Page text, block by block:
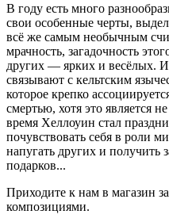
В году есть много
свои особенные черты,
всё же самым необычным
мрачность, загадочность
других — ярких и весёлых.
связывают с кельтским
которое крепко
смертью, хотя это является
время Хеллоуин стал
почувствовать себя в роли
напугать других и получить
подарков...
Приходите к нам в магазин
композициями.